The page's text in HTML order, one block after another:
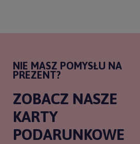
NIE MASZ POMYSŁU NA
PREZENT?
ZOBACZ NASZE
KARTY
PODARUNKOWE